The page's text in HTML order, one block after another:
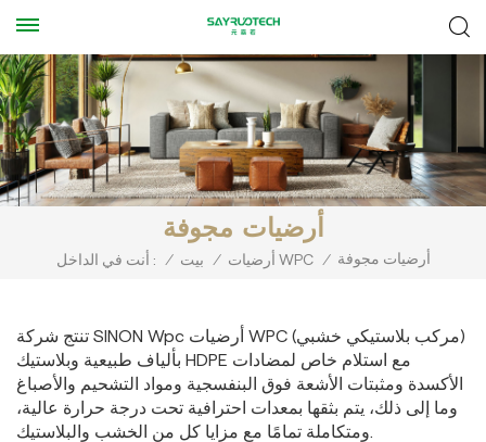
أرضيات مجوفة
أنت في الداخل : / بيت / أرضيات WPC / أرضيات مجوفة
تنتج شركة SINON Wpc أرضيات WPC (مركب بلاستيكي خشبي)
بألياف طبيعية وبلاستيك HDPE مع استلام خاص لمضادات
الأكسدة ومثبتات الأشعة فوق البنفسجية ومواد التشحيم والأصباغ
وما إلى ذلك، يتم بثقها بمعدات احترافية تحت درجة حرارة عالية،
ومتكاملة تمامًا مع مزايا كل من الخشب والبلاستيك.